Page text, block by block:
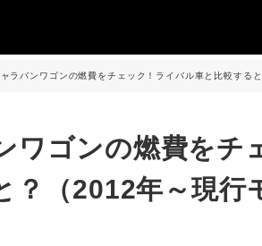
ャラバンワゴンの燃費をチェック！ライバル車と比較する
ワゴンの燃費をチ
？（2012年～現行